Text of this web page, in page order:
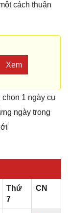
cách thuận
Xem
1 ngày cụ
ngày trong
Thứ
7
CN